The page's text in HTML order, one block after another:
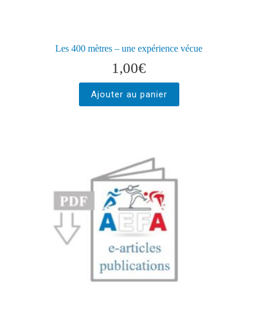
Les 400 mètres – une expérience vécue
1,00€
Ajouter au panier